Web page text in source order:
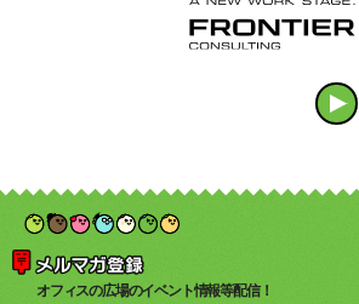
オフィスの広場のイベント情報等配信！